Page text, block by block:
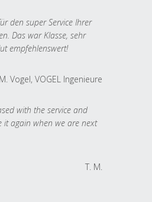
den super Service Ihrer
Das war Klasse, sehr
empfehlenswert!
M. Vogel, VOGEL Ingenieure
with the service and
it again when we are next
T. M.